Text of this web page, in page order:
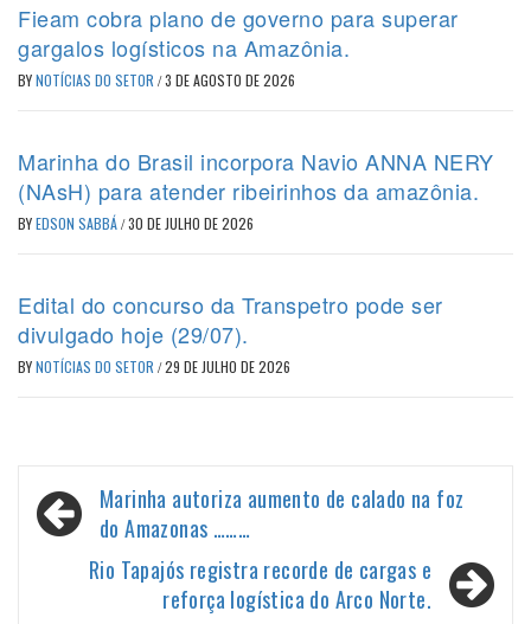
Fieam cobra plano de governo para superar
gargalos logísticos na Amazônia.
BYNOTÍCIAS DO SETOR /3 DE AGOSTO DE 2026
Marinha do Brasil incorpora Navio ANNA NERY
(NAsH) para atender ribeirinhos da amazônia.
BYEDSON SABBÁ/30 DE JULHO DE 2026
Edital do concurso da Transpetro pode ser
divulgado hoje (29/07).
BYNOTÍCIAS DO SETOR /29 DE JULHO DE 2026
Navegação
de
Post
Marinha autoriza aumento de calado na foz
do Amazonas ………
Rio Tapajós registra recorde de cargas e
reforça logística do Arco Norte.